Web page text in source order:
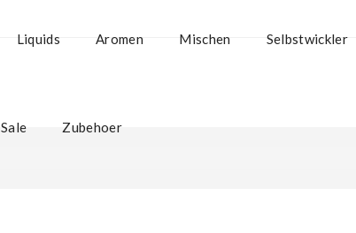
Liquids Aromen Mischen Selbstwickler
Sale Zubehoer